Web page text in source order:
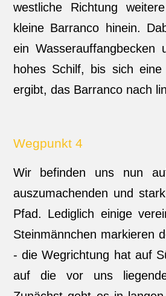
westliche Richtung
kleine Barranco hinein.
ein Wasserauffangbecken
hohes Schilf, bis sich
ergibt, das Barranco nach
Wegpunkt 4
Wir befinden uns nun
auszumachenden und
Pfad. Lediglich einige
Steinmännchen markieren
- die Wegrichtung hat auf
auf die vor uns